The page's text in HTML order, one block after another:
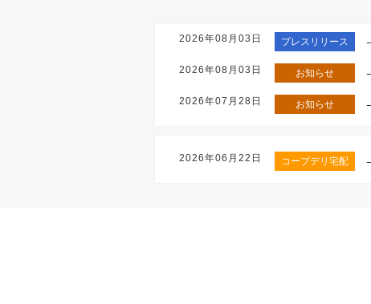
2026年08月03日 プレスリリース
2026年08月03日 お知らせ
2026年07月28日 お知らせ
2026年06月22日 コープデリ宅配